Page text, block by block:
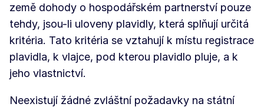
země dohody o hospodářském partnerství pouze
tehdy, jsou-li uloveny plavidly, která splňují určitá
kritéria. Tato kritéria se vztahují k místu registrace
plavidla, k vlajce, pod kterou plavidlo pluje, a k
jeho vlastnictví.
Neexistují žádné zvláštní požadavky na státní